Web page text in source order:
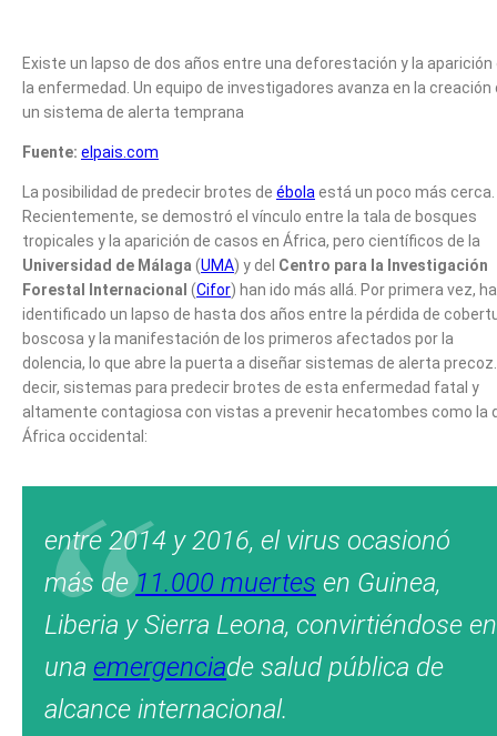
Existe un lapso de dos años entre una deforestación y la aparición
la enfermedad. Un equipo de investigadores avanza en la creación
un sistema de alerta temprana
Fuente: elpais.com
La posibilidad de predecir brotes de ébola está un poco más cerca.
Recientemente, se demostró el vínculo entre la tala de bosques
tropicales y la aparición de casos en África, pero científicos de la
Universidad de Málaga (UMA) y del Centro para la Investigación
Forestal Internacional (Cifor) han ido más allá. Por primera vez,
identificado un lapso de hasta dos años entre la pérdida de
boscosa y la manifestación de los primeros afectados por la
dolencia, lo que abre la puerta a diseñar sistemas de alerta
decir, sistemas para predecir brotes de esta enfermedad fatal y
altamente contagiosa con vistas a prevenir hecatombes como la
África occidental:
entre 2014 y 2016, el virus ocasionó
más de11.000 muertes en Guinea,
Liberia y Sierra Leona, convirtiéndose en
una emergenciade salud pública de
alcance internacional.